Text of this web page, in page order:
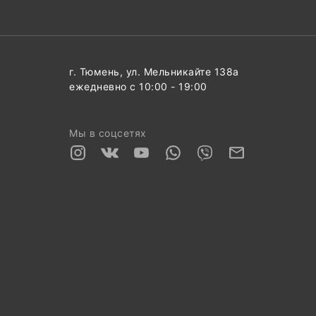
г. Тюмень, ул. Мельникайте 138а
ежедневно с 10:00 - 19:00
Мы в соцсетях